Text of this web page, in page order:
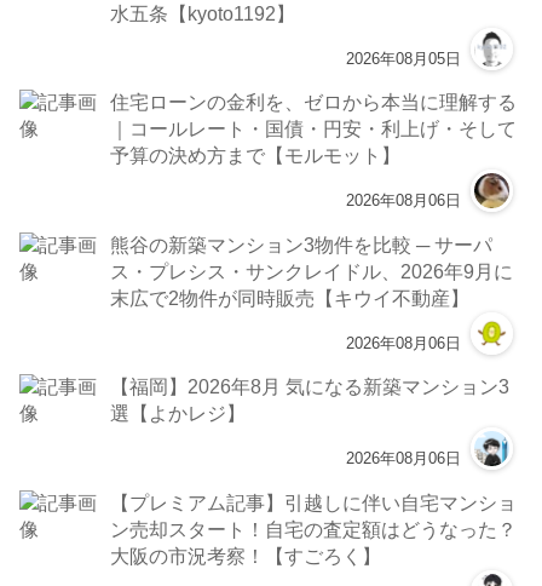
水五条【kyoto1192】
2026年08月05日
住宅ローンの金利を、ゼロから本当に理解する
｜コールレート・国債・円安・利上げ・そして
予算の決め方まで【モルモット】
2026年08月06日
熊谷の新築マンション3物件を比較 ─ サーパ
ス・プレシス・サンクレイドル、2026年9月に
末広で2物件が同時販売【キウイ不動産】
2026年08月06日
【福岡】2026年8月 気になる新築マンション3
選【よかレジ】
2026年08月06日
【プレミアム記事】引越しに伴い自宅マンショ
ン売却スタート！自宅の査定額はどうなった？
大阪の市況考察！【すごろく】